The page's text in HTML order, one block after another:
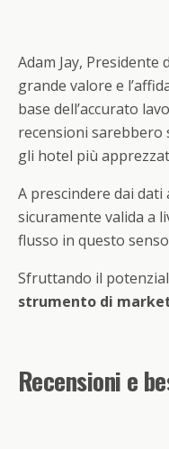
Adam Jay, Presidente
grande valore e
base dell’accurato
recensioni sarebbero
gli hotel più
A prescindere dai dati
sicuramente valida a
flusso in questo
Sfruttando il
strumento di
Recensioni e